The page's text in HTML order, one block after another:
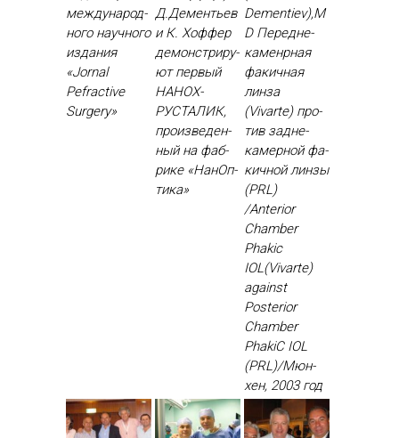
меж­ду­народ­
но­го на­уч­но­го
из­да­ния
«Jornal
Рefractive
Surgery»
Д.Де­менть­ев
и К. Хоф­фер
де­монс­три­ру­
ют пер­вый
НА­НОХ­
РУСТА­ЛИК,
про­из­ве­ден­
ный на фаб­
ри­ке «На­нОп­
ти­ка»
Dementiev),M
D Пе­ред­не­
камен­рная
фа­кич­ная
лин­за
(Vivarte) про­
тив зад­не­
камер­ной фа­
кич­ной лин­зы
(PRL)
/Anterior
Chamber
Phakic
IOL(Vivarte)
against
Posterior
Chamber
PhakiC IOL
(PRL)/Мюн­
хен, 2003 год